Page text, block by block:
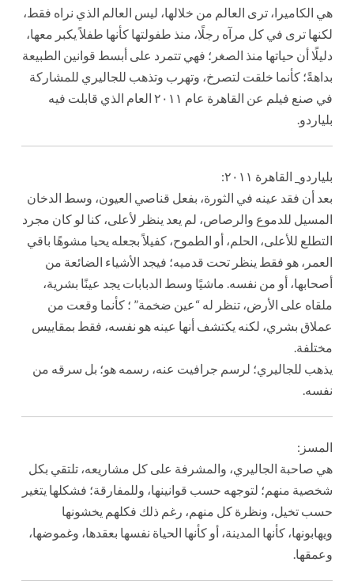
هي الكاميرا، ترى العالم من خلالها، ليس العالم الذي نراه فقط،
لكنها ترى في كل مرآه رجلًا، منذ طفولتها كأنها طفلاً يكبر معها،
دليلًا أن حياتها منذ الصغر؛ فهي تتمرد على أبسط قوانين الطبيعة
بداهةً؛ كأنما خلقت لتصرخ، وتهرب وتذهب للجاليري للمشاركة
في صنع فيلم عن القاهرة عام ٢٠١١ العام الذي قابلت فيه
بلياردو.
بلياردو_ القاهرة ٢٠١١:
بعد أن فقد عينه في الثورة، بفعل قناصي العيون، وسط الدخان
المسيل للدموع والرصاص، لم يعد ينظر لأعلى، كنا لو كان مجرد
التطلع للأعلى، الحلم، أو الطموح، كفيلاً بجعله يحيا مشوهًا باقي
العمر، هو فقط ينظر تحت قدميه؛ فيجد الأشياء الضائعة من
أصحابها، أو من نفسه. ماشيًا وسط الدبابات يجد عينًا بشرية،
ملقاه على الأرض، تنظر له “عين ضخمة” ؛ كأنما وقعت من
عملاق بشري، لكنه يكتشف أنها عينه هو نفسه، فقط بمقاييس
مختلفة.
يذهب للجاليري؛ لرسم جرافيت عنه، رسمه هو؛ بل سرقه من
نفسه.
المسز:
هي صاحبة الجاليري، والمشرفة على كل مشاريعه، تلتقي بكل
شخصية منهم؛ لتوجهه حسب قوانينها، وللمفارقة؛ فشكلها يتغير
حسب تخيل، ونظرة كل منهم، رغم ذلك فكلهم يخشونها
ويهابونها، كأنها المدينة، أو كأنها الحياة نفسها بعقدها، وغموضها،
وعمقها.